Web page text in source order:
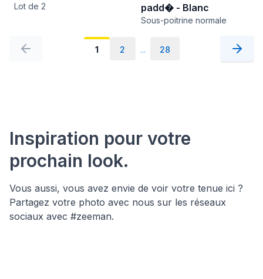
Lot de 2
padd� - Blanc
Sous-poitrine normale
1 2 ... 28
Inspiration pour votre
prochain look.
Vous aussi, vous avez envie de voir votre tenue ici ?
Partagez votre photo avec nous sur les réseaux
sociaux avec #zeeman.